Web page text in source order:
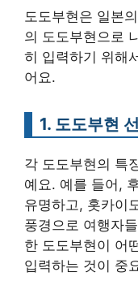
도도부현은 일본
의 도도부현으로
히 입력하기 위해
어요.
1. 도도부현
각 도도부현의 특
예요. 예를 들어,
유명하고, 홋카이
풍경으로 여행자
한 도도부현이 어
입력하는 것이 중